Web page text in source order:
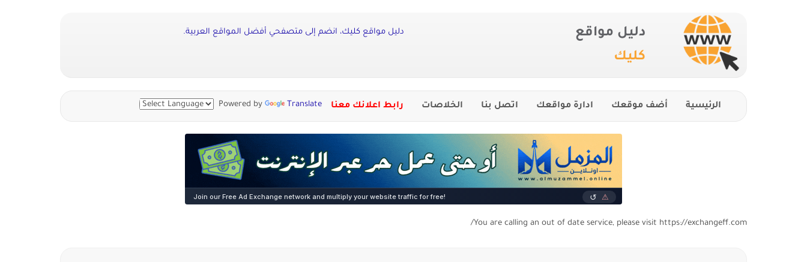
دليل مواقع
كليك
دليل مواقع كليك، انضم إلى متصفحي أفضل المواقع العربية.
الرئيسية أضف موقعك ادارة مواقعك اتصل بنا الخلاصات رابط اعلانك معنا Powered by Translate
You are calling an out of date service, please visit https://exchangeff.com/